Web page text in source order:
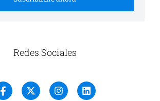
Redes Sociales